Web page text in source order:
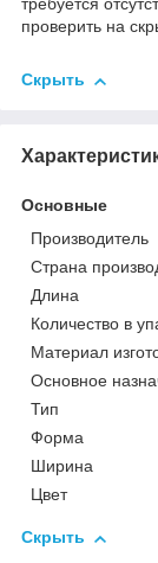
проверить на
Скрыть
Основные
Производитель
Страна
Длина
Количество в
Материал
Основное
Тип
Форма
Ширина
Цвет
Скрыть